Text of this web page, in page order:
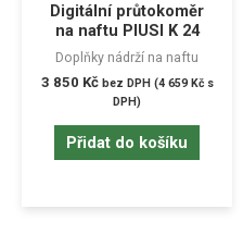
Digitální průtokoměr
na naftu PIUSI K 24
Doplňky nádrží na naftu
3 850 Kč bez DPH (4 659Kčs
DPH)
Přidat do košíku